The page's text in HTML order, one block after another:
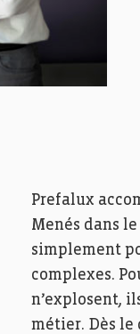
Prefalux
Menés dans
simplement
complexes.
n’explosent,
métier. Dès